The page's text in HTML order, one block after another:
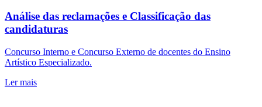
Análise das reclamações e Classificação das
candidaturas
Concurso Interno e Concurso Externo de docentes do Ensino
Artístico Especializado.
Ler mais